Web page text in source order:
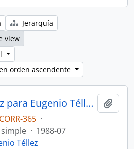
Jerarquía
view
orden ascendente
Carta de Lily Lanz para Eugenio Téllez.
365 ·
· 1988-07
Téllez